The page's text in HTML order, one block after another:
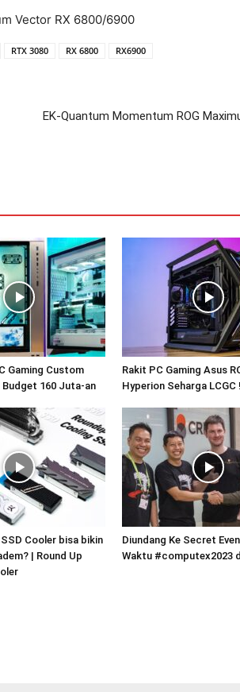
Vector RX 6800/6900
RTX 3080 RX 6800 RX6900
EK-Quantum Momentum ROG
Gaming Custom
160 Juta-an
Rakit PC Gaming Asus
Hyperion Seharga LCGC
Cooler bisa bikin
| Round Up
Diundang Ke Secret
Waktu #computex2023